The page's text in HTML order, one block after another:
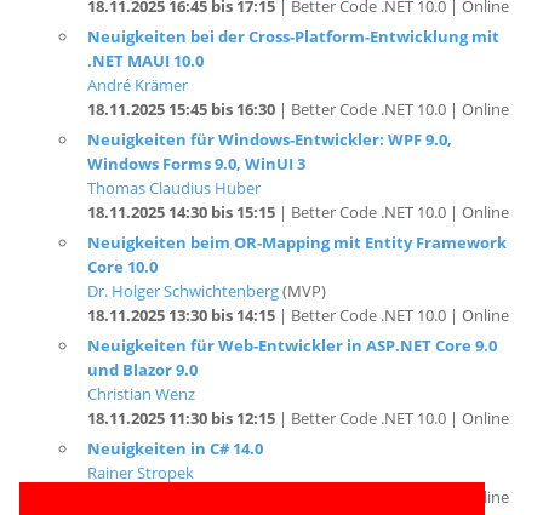
.NET MAUI 10.0
André Krämer
18.11.2025 15:45 bis 16:30
Neuigkeiten für Windows-Entwickler: WPF 9.0,
Windows Forms 9.0, WinUI 3
Thomas Claudius Huber
18.11.2025 14:30 bis 15:15| Better Code .NET 10.0 | Online
Neuigkeiten beim OR-Mapping mit Entity Framework
Core 10.0
Dr. Holger Schwichtenberg(MVP)
18.11.2025 13:30 bis 14:15
Neuigkeiten für Web-Entwickler in ASP.NET Core 9.0
und Blazor 9.0
Christian Wenz
18.11.2025 11:30 bis 12:15
Neuigkeiten in C# 14.0
Rainer Stropek
18.11.2025 10:15 bis 11:10
.NET 10.0 im Überblick: Neuigkeiten für SDK, Runtime